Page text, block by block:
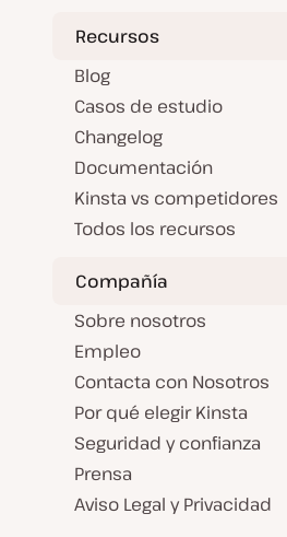
Recursos
Blog
Casos de estudio
Changelog
Documentación
Kinsta vs competidores
Todos los recursos
Compañía
Sobre nosotros
Empleo
Contacta con Nosotros
Por qué elegir Kinsta
Seguridad y confianza
Prensa
Aviso Legal y Privacidad